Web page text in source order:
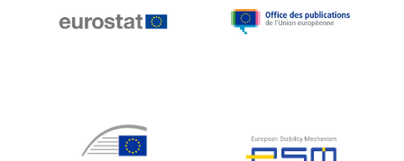
Katharien L.C. Hunt
Klaus-Heiner Lehne
Koen LENAERTS